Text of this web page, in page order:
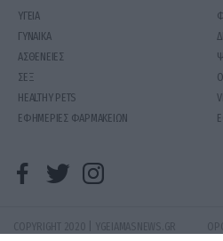
ΥΓΕΙΑ
ΓΥΝΑΙΚΑ
ΑΣΘΕΝΕΙΕΣ
ΣΕΞ
HEALTHY PETS
ΕΦΗΜΕΡΙΕΣ ΦΑΡΜΑΚΕΙΩΝ
COPYRIGHT 2020 | YGEIAMASNEWS.GR